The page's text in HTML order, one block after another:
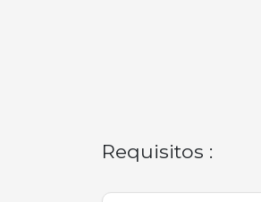
Requisitos :